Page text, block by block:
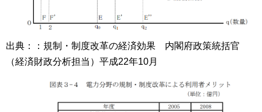
出典：：規制・制度改革の経済効果 内閣府政策統括官
（経済財政分析担当）平成22年10月